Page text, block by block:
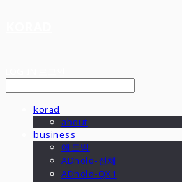
korad
about
business
애드빔
ADholo-전체
ADholo-QX1